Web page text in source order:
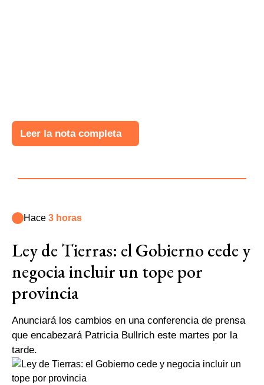
Leer la nota completa
Hace 3 horas
Ley de Tierras: el Gobierno cede y
negocia incluir un tope por
provincia
Anunciará los cambios en una conferencia de prensa
que encabezará Patricia Bullrich este martes por la
tarde.